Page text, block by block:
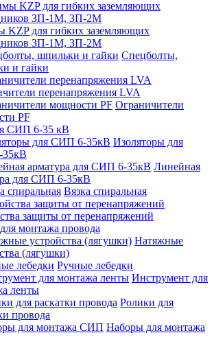
KZP для гибких заземляющих
ЗП-1М, ЗП-2М
Спецболты,
и гайки
перенапряжения LVA
Ограничители
PF
СИП 6-35 кВ
Изоляторы для
Линейная
для СИП 6-35кВ
Вязка спиральная
защиты от перенапряжений
монтажа провода
Натяжные
(лягушки)
Ручные лебедки
Инструмент для
ленты
Ролики для
провода
Наборы для монтажа